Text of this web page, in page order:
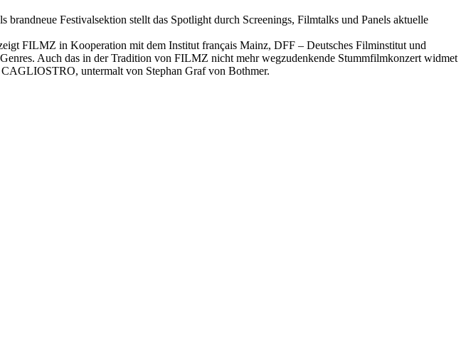
Festivalsektion stellt das Spotlight durch Screenings, Filmtalks und Panels aktuelle
FILMZ in Kooperation mit dem Institut français Mainz, DFF – Deutsches Filminstitut und
Auch das in der Tradition von FILMZ nicht mehr wegzudenkende Stummfilmkonzert widmet
CAGLIOSTRO, untermalt von Stephan Graf von Bothmer.